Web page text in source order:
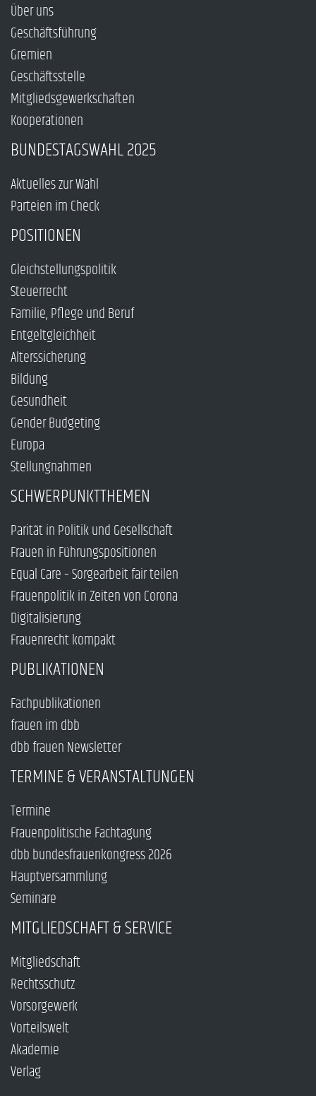
Über uns
Geschäftsführung
Gremien
Geschäftsstelle
Mitgliedsgewerkschaften
Kooperationen
BUNDESTAGSWAHL 2025
Aktuelles zur Wahl
Parteien im Check
POSITIONEN
Gleichstellungspolitik
Steuerrecht
Familie, Pflege und Beruf
Entgeltgleichheit
Alterssicherung
Bildung
Gesundheit
Gender Budgeting
Europa
Stellungnahmen
SCHWERPUNKTTHEMEN
Parität in Politik und Gesellschaft
Frauen in Führungspositionen
Equal Care – Sorgearbeit fair teilen
Frauenpolitik in Zeiten von Corona
Digitalisierung
Frauenrecht kompakt
PUBLIKATIONEN
Fachpublikationen
frauen im dbb
dbb frauen Newsletter
TERMINE & VERANSTALTUNGEN
Termine
Frauenpolitische Fachtagung
dbb bundesfrauenkongress 2026
Hauptversammlung
Seminare
MITGLIEDSCHAFT & SERVICE
Mitgliedschaft
Rechtsschutz
Vorsorgewerk
Vorteilswelt
Akademie
Verlag